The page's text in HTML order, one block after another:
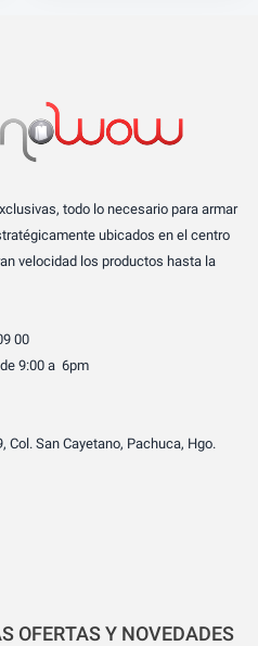
todo lo necesario para armar
ubicados en el centro
velocidad los productos hasta la
00
9:00 a 6pm
Col. San Cayetano, Pachuca, Hgo.
OFERTAS Y NOVEDADES